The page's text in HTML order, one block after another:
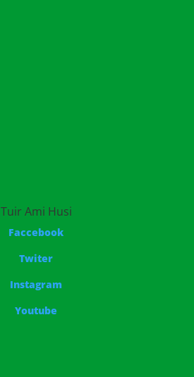
Tuir Ami Husi
Faccebook
Twiter
Instagram
Youtube